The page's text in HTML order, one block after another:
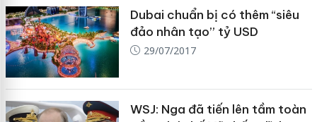
Dubai chuẩn bị có thêm “siêu
đảo nhân tạo” tỷ USD
29/07/2017
WSJ: Nga đã tiến lên tầm toàn